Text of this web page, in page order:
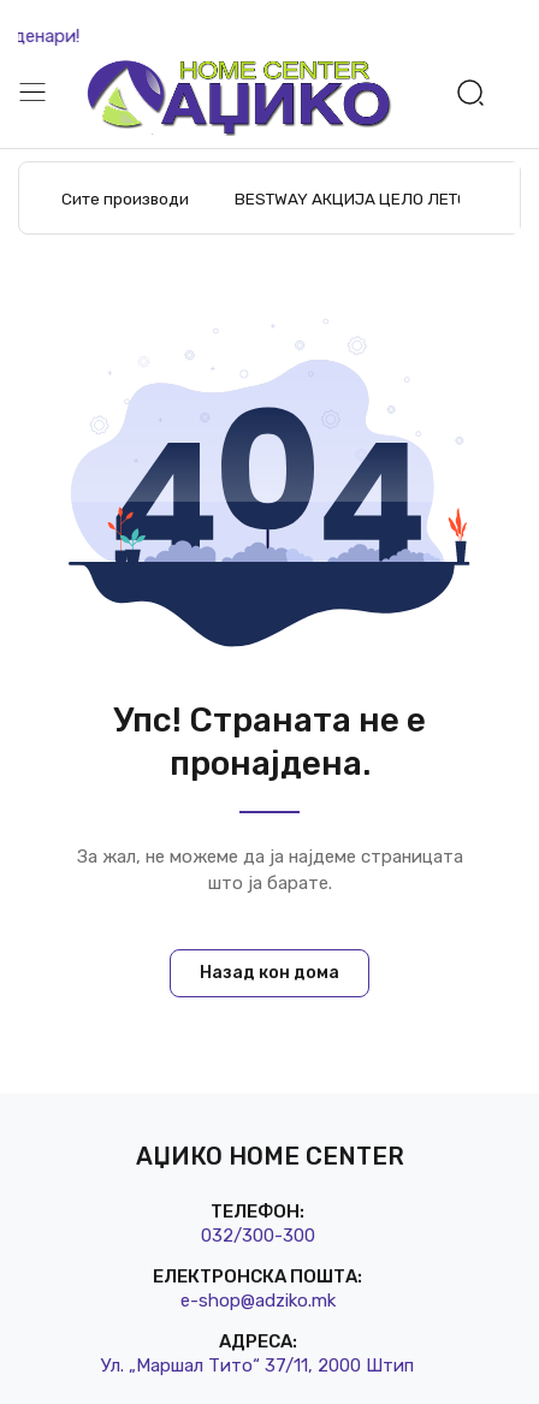
денари!
Сите производи BESTWAY АКЦИЈА ЦЕЛО ЛЕТО
Упс! Страната не е
пронајдена.
За жал, не можеме да ја најдеме страницата
што ја барате.
Назад кон дома
АЏИКО HOME CENTER
ТЕЛЕФОН:
032/300-300
ЕЛЕКТРОНСКА ПОШТА:
e-shop@adziko.mk
АДРЕСА:
Ул. „Маршал Тито“ 37/11, 2000 Штип